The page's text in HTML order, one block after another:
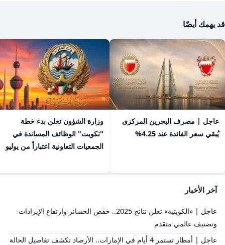
قد يهمك أيضًا
عاجل | مصرف البحرين المركزي
يُبقي سعر الفائدة عند 4.25%
​وزارة الشؤون تعلن بدء خطة
"تكويت" الوظائف المساندة في
الجمعيات التعاونية اعتباراً من يوليو
آخر الأخبار
عاجل | «الكويتية» تعلن نتائج 2025.. خفض الخسائر وارتفاع الإيرادات
وتصنيف عالمي متقدم
عاجل | أمطار تستمر 4 أيام في الإمارات.. الأرصاد تكشف تفاصيل الحالة